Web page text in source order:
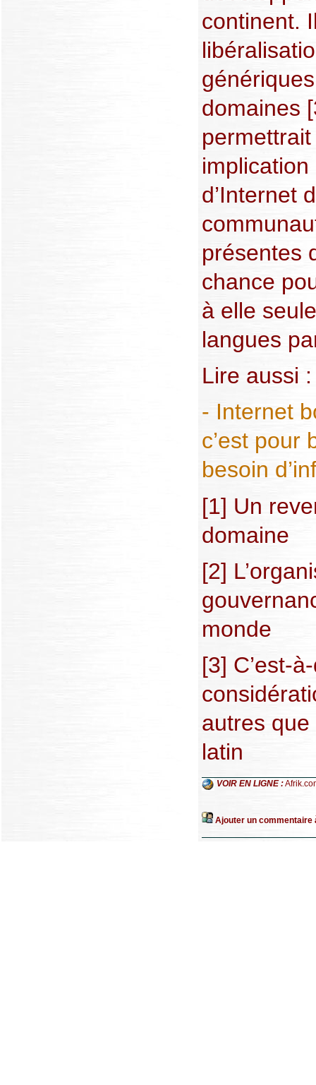
continent.
domaines
d’Internet
présentes
chance
à elle
langues
Lire aussi :
- Internet
c’est pour
besoin
[1] Un
domaine
[2]
monde
[3] C’est-
autres
latin
VOIR EN LIGNE :
Ajouter un commentaire